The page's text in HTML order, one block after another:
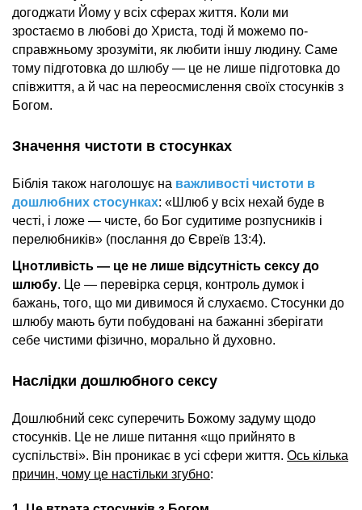
догоджати Йому у всіх сферах життя. Коли ми
зростаємо в любові до Христа, тоді й можемо по-
справжньому зрозуміти, як любити іншу людину. Саме
тому підготовка до шлюбу — це не лише підготовка до
співжиття, а й час на переосмислення своїх стосунків з
Богом.
Значення чистоти в стосунках
Біблія також наголошує на важливості чистоти в
дошлюбних стосунках: «Шлюб у всіх нехай буде в
честі, і ложе — чисте, бо Бог судитиме розпусників і
перелюбників» (послання до Євреїв 13:4).
Цнотливість — це не лише відсутність сексу до
шлюбу. Це — перевірка серця, контроль думок і
бажань, того, що ми дивимося й слухаємо. Стосунки до
шлюбу мають бути побудовані на бажанні зберігати
себе чистими фізично, морально й духовно.
Наслідки дошлюбного сексу
Дошлюбний секс суперечить Божому задуму щодо
стосунків. Це не лише питання «що прийнято в
суспільстві». Він проникає в усі сфери життя. Ось кілька
причин, чому це настільки згубно: